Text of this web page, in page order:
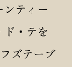
ティー
・テを
ズテーブ